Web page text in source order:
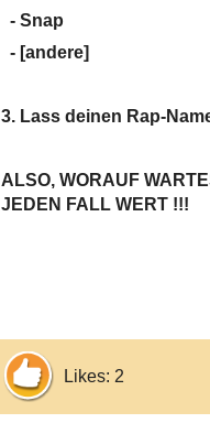
- Snap
- [andere]
3. Lass deinen Rap-
ALSO, WORAUF
JEDEN FALL WERT !!!
Likes: 2